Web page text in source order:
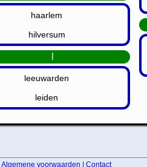
haarlem
hilversum
leeuwarden
leiden
|Algemene voorwaarden |Contact